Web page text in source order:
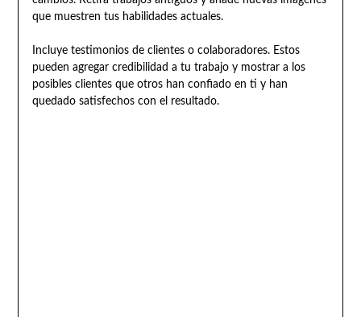
que muestren tus habilidades actuales.
Incluye testimonios de clientes o colaboradores. Estos
pueden agregar credibilidad a tu trabajo y mostrar a los
posibles clientes que otros han confiado en ti y han
quedado satisfechos con el resultado.